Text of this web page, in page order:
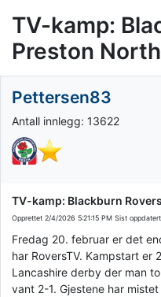
TV-kamp:
Preston
Pettersen83
Antall innlegg: 13622
TV-kamp: Blackburn
Opprettet 2/4/2026 5:21:15 PM Sist oppdatert
Fredag 20. februar er det
har RoversTV. Kampstart er
Lancashire derby der man
vant 2-1. Gjestene har